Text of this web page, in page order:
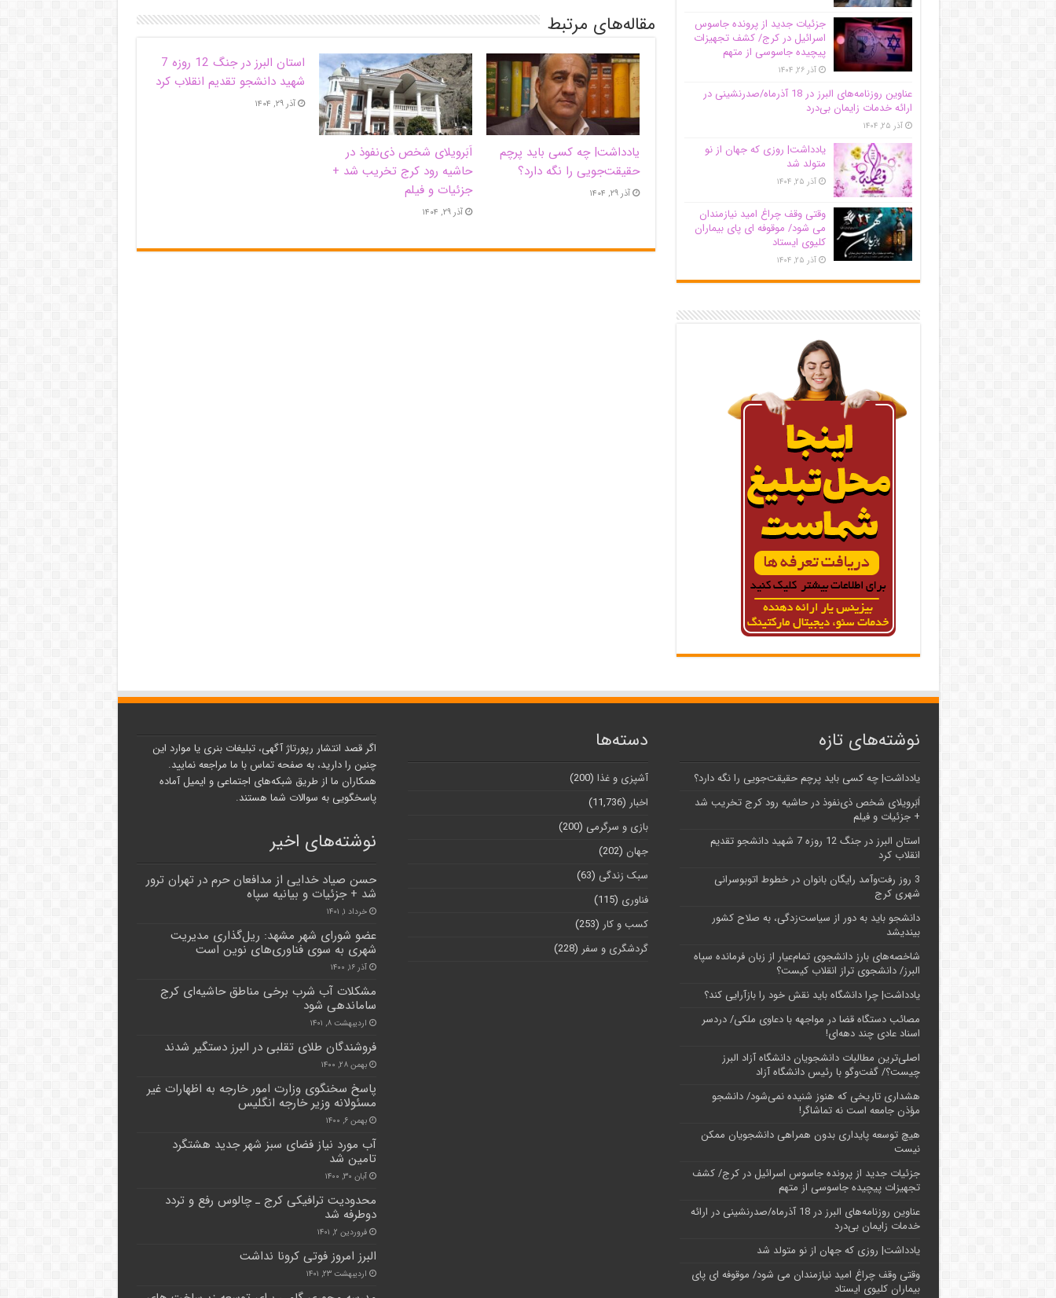
مقاله‌های مرتبط
یادداشت| ‌چه کسی باید پرچم
حقیقت‌جویی را نگه دارد؟
آذر ۲۹, ۱۴۰۴
اَبَر‌ویلای شخص ذی‌نفوذ در
حاشیه‌ رود کرج تخریب شد +
جزئیات و فیلم
آذر ۲۹, ۱۴۰۴
استان البرز در جنگ 12 روزه 7
شهید دانشجو تقدیم انقلاب کرد
آذر ۲۹, ۱۴۰۴
جزئیات جدید از پرونده جاسوس
اسرائیل در کرج/‌ کشف تجهیزات
پیچیده جاسوسی از متهم
آذر ۲۶, ۱۴۰۴
عناوین روزنامه‌های البرز در ‌18 آذرماه/صدرنشینی در
ارائه خدمات زایمان بی‌درد
آذر ۲۵, ۱۴۰۴
یادداشت| روزی که جهان از نو
متولد شد
آذر ۲۵, ۱۴۰۴
وقتی وقف چراغ امید نیازمندان
می شود/ موقوفه ای پای بیماران
کلیوی ایستاد
آذر ۲۵, ۱۴۰۴
نوشته‌های تازه
یادداشت| ‌چه کسی باید پرچم حقیقت‌جویی را نگه دارد؟
اَبَر‌ویلای شخص ذی‌نفوذ در حاشیه‌ رود کرج تخریب شد
+ جزئیات و فیلم
استان البرز در جنگ 12 روزه 7 شهید دانشجو تقدیم
انقلاب کرد
3 روز رفت‌وآمد رایگان بانوان در خطوط اتوبوسرانی
شهری کرج
دانشجو باید به دور از سیاست‌زدگی، به صلاح کشور
بیندیشد
شاخصه‌های بارز دانشجوی تمام‌عیار از زبان فرمانده سپاه
البرز/ دانشجوی تراز انقلاب کیست؟
یادداشت| چرا دانشگاه باید نقش خود را بازآرایی کند؟
مصائب دستگاه قضا در مواجهه با دعاوی ملکی/ دردسر
اسناد عادی چند‌ دهه‌ای!
اصلی‌ترین مطالبات دانشجویان دانشگاه آزاد البرز
چیست؟/ گفت‌وگو با رئیس دانشگاه آز‌اد
هشداری تاریخی که هنوز شنیده نمی‌شود/ دانشجو
مؤذن جامعه است نه تماشاگر!
هیچ توسعه پایداری بدون همراهی دانشجویان ممکن
نیست
جزئیات جدید از پرونده جاسوس اسرائیل در کرج/‌ کشف
تجهیزات پیچیده جاسوسی از متهم
عناوین روزنامه‌های البرز در ‌18 آذرماه/صدرنشینی در ارائه
خدمات زایمان بی‌درد
یادداشت| روزی که جهان از نو متولد شد
وقتی وقف چراغ امید نیازمندان می شود/ موقوفه ای پای
بیماران کلیوی ایستاد
دسته‌ها
آشپزی و غذا (200)
اخبار (11,736)
بازی و سرگرمی (200)
جهان (202)
سبک زندگی (63)
فناوری (115)
کسب و کار (253)
گردشگری و سفر (228)
اگر قصد انتشار رپورتاژ آگهی، تبلیغات بنری یا موارد این
چنین را دارید، به صفحه تماس با ما مراجعه نمایید.
همکاران ما از طریق شبکه‌های اجتماعی و ایمیل آماده
پاسخگویی به سوالات شما هستند.
نوشته‌های اخیر
حسن صیاد خدایی از مدافعان حرم در تهران ترور
شد + جزئیات و بیانیه سپاه
خرداد ۱, ۱۴۰۱
عضو شورای شهر مشهد: ریل‌گذاری مدیریت
شهری به سوی فناوری‌های نوین است
آذر ۱۶, ۱۴۰۰
مشکلات آب شرب برخی مناطق حاشیه‌ای کرج
ساماندهی شود
اردیبهشت ۸, ۱۴۰۱
فروشندگان طلای تقلبی در البرز دستگیر شدند
بهمن ۲۸, ۱۴۰۰
پاسخ سخنگوی وزارت امور خارجه به اظهارات غیر
مسئولانه وزیر خارجه انگلیس
بهمن ۶, ۱۴۰۰
آب مورد نیاز فضای سبز شهر جدید هشتگرد
تامین شد
آبان ۳۰, ۱۴۰۰
محدودیت ترافیکی کرج ـ چالوس رفع و تردد
دوطرفه شد
فروردین ۲, ۱۴۰۱
البرز امروز فوتی کرونا نداشت
اردیبهشت ۲۳, ۱۴۰۱